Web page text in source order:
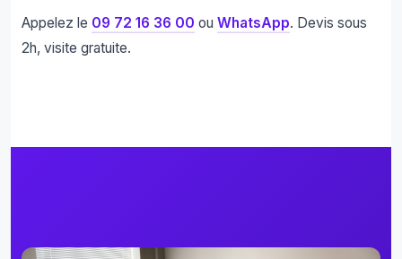
Appelez le 09 72 16 36 00 ou WhatsApp. Devis sous
2h, visite gratuite.